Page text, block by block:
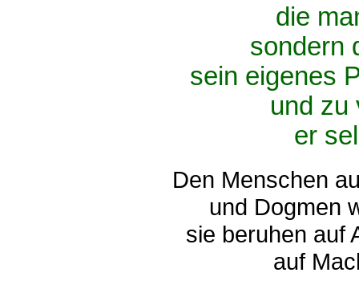
die
sondern
sein eigenes
und zu
er
Den Menschen
und Dogmen
sie beruhen auf
auf